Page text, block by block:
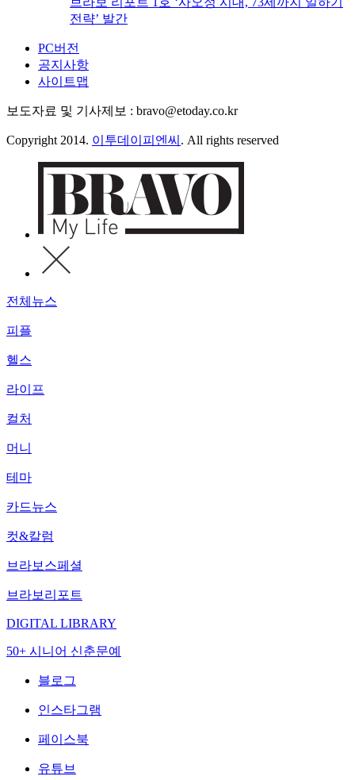
전략’ 발간
PC버전
공지사항
사이트맵
보도자료 및 기사제보 : bravo@etoday.co.kr
Copyright 2014. 이투데이피엔씨 . All rights reserved
전체뉴스
피플
헬스
라이프
컬처
머니
테마
카드뉴스
컷&칼럼
브라보스페셜
브라보리포트
DIGITAL LIBRARY
50+ 시니어 신춘문예
블로그
인스타그램
페이스북
유튜브